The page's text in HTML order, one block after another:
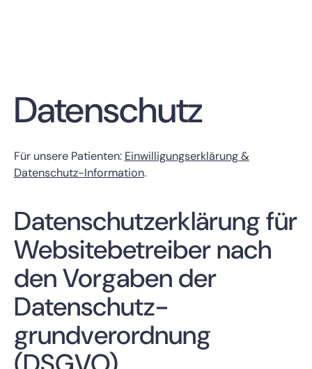
Datenschutz
Für unsere Patienten: Einwilligungserklärung &
Datenschutz-Information.
Datenschutzerklärung für
Websitebetreiber nach
den Vorgaben der
Datenschutz­
grundverordnung